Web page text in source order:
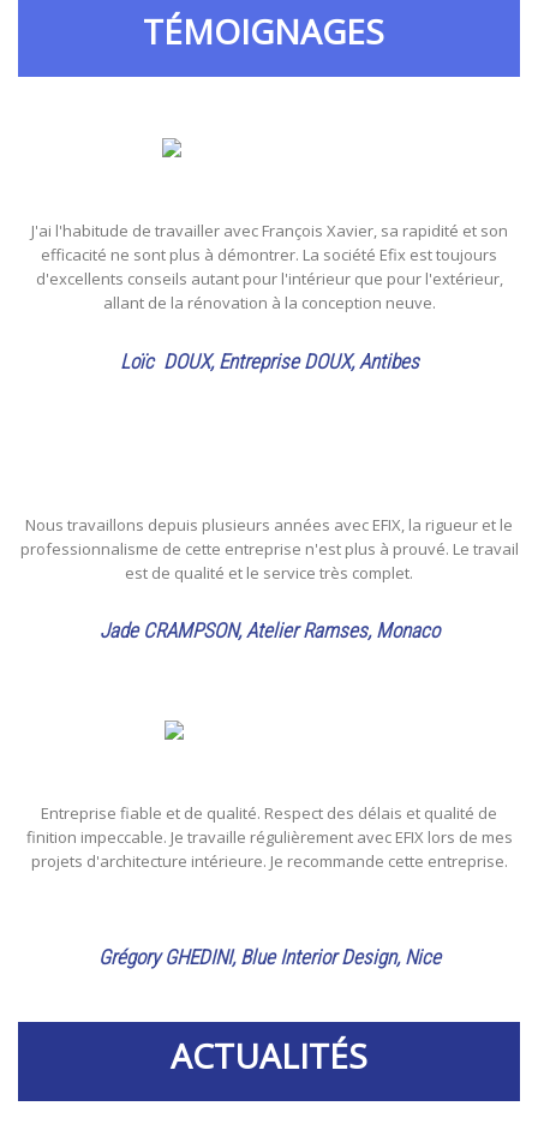
TÉMOIGNAGES
J'ai l'habitude de travailler avec François Xavier, sa rapidité et son
efficacité ne sont plus à démontrer. La société Efix est toujours
d'excellents conseils autant pour l'intérieur que pour l'extérieur,
allant de la rénovation à la conception neuve.
Loïc DOUX, Entreprise DOUX, Antibes
Nous travaillons depuis plusieurs années avec EFIX, la rigueur et le
professionnalisme de cette entreprise n'est plus à prouvé. Le travail
est de qualité et le service très complet.
Jade CRAMPSON, Atelier Ramses, Monaco
Entreprise fiable et de qualité. Respect des délais et qualité de
finition impeccable. Je travaille régulièrement avec EFIX lors de mes
projets d'architecture intérieure. Je recommande cette entreprise.
Grégory GHEDINI, Blue Interior Design, Nice
ACTUALITÉS